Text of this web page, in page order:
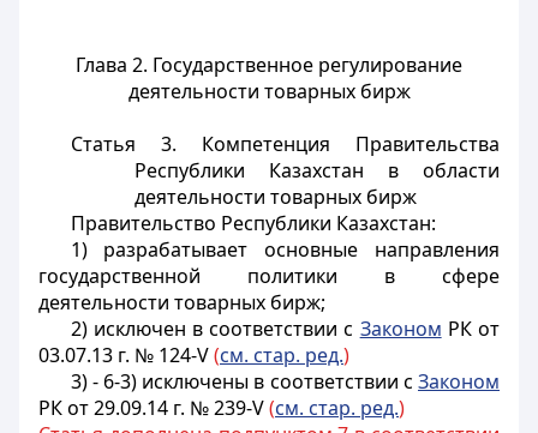
Глава 2. Государственное регулирование
деятельности товарных бирж
Статья 3. Компетенция Правительства
Республики Казахстан в области
деятельности товарных бирж
Правительство Республики Казахстан:
1) разрабатывает основные направления
государственной политики в сфере
деятельности товарных бирж;
2) исключен в соответствии с Законом РК от
03.07.13 г. № 124-V(см. стар. ред.)
3) - 6-3) исключены в соответствии с Законом
РК от 29.09.14 г. № 239-V(см. стар. ред.)